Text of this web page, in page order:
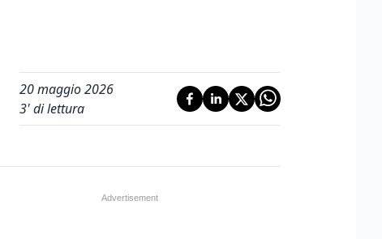
20 maggio 2026
3' di lettura